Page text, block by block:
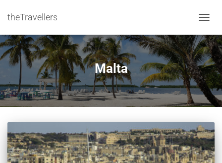
theTravellers
Malta